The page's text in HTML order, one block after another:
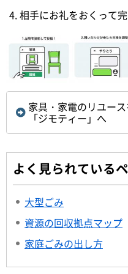
相手にお礼をおくって完
家具・家電のリユー
「ジモティー」へ
よく見られている
大型ごみ
資源の回収拠点マップ
家庭ごみの出し方